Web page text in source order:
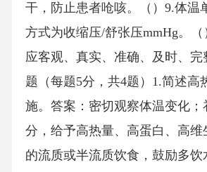
干，防止患者呛咳。（）9.体温
方式为收缩压/舒张压mmHg。
应客观、真实、准确、及时、完
题（每题5分，共4题）1.简述高
施。答案：密切观察体温变化；
分，给予高热量、高蛋白、高维
的流质或半流质饮食，鼓励多饮